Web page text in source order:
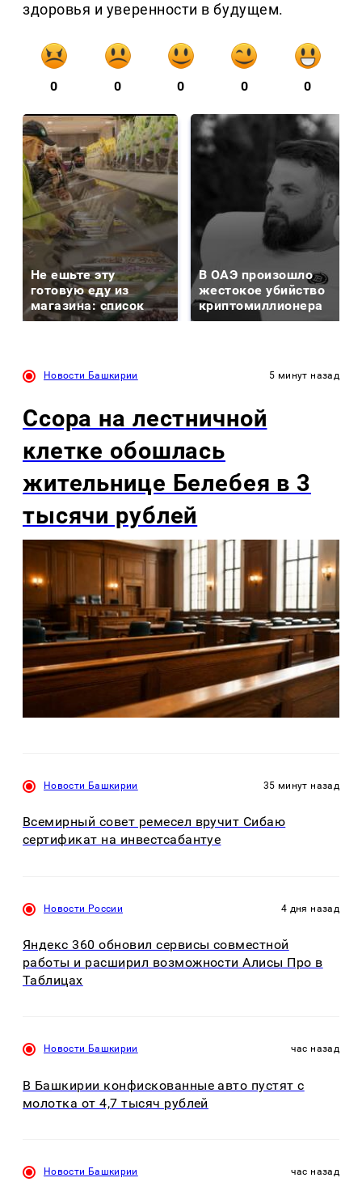
здоровья и уверенности в будущем.
0 0 0 0 0
Не ешьте эту
готовую еду из
магазина: список
В ОАЭ произошло
жестокое убийство
криптомиллионера
Новости Башкирии 5 минут назад
Ссора на лестничной
клетке обошлась
жительнице Белебея в 3
тысячи рублей
Новости Башкирии 35 минут назад
Всемирный совет ремесел вручит Сибаю
сертификат на инвестсабантуе
Новости России 4 дня назад
Яндекс 360 обновил сервисы совместной
работы и расширил возможности Алисы Про в
Таблицах
Новости Башкирии час назад
В Башкирии конфискованные авто пустят с
молотка от 4,7 тысяч рублей
Новости Башкирии час назад